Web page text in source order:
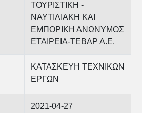
ΤΟΥΡΙΣΤΙΚΗ -
ΝΑΥΤΙΛΙΑΚΗ ΚΑΙ
ΕΜΠΟΡΙΚΗ ΑΝΩΝΥΜΟΣ
ΕΤΑΙΡΕΙΑ-ΤΕΒΑΡ Α.Ε.
ΚΑΤΑΣΚΕΥΗ ΤΕΧΝΙΚΩΝ
ΕΡΓΩΝ
2021-04-27